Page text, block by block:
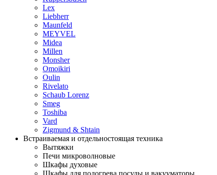
Lex
Liebherr
Maunfeld
MEYVEL
Midea
Millen
Monsher
Omoikiri
Oulin
Rivelato
Schaub Lorenz
Smeg
Toshiba
Vard
Zigmund & Shtain
Встраиваемая и отдельностоящая техника
Вытяжки
Печи микроволновые
Шкафы духовые
Шкафы для подогрева посуды и вакууматоры